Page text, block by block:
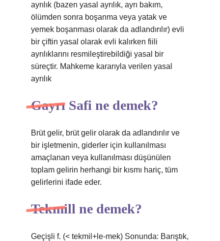
ayrılık (bazen yasal ayrılık, ayrı bakım,
ölümden sonra boşanma veya yatak ve
yemek boşanması olarak da adlandırılır) evli
bir çiftin yasal olarak evli kalırken fiili
ayrılıklarını resmileştirebildiği yasal bir
süreçtir. Mahkeme kararıyla verilen yasal
ayrılık
Gayrı Safi ne demek?
Brüt gelir, brüt gelir olarak da adlandırılır ve
bir işletmenin, giderler için kullanılması
amaçlanan veya kullanılması düşünülen
toplam gelirin herhangi bir kısmı hariç, tüm
gelirlerini ifade eder.
Tekmill ne demek?
Geçişli f. (< tekmil+le-mek) Sonunda: Barıştık,